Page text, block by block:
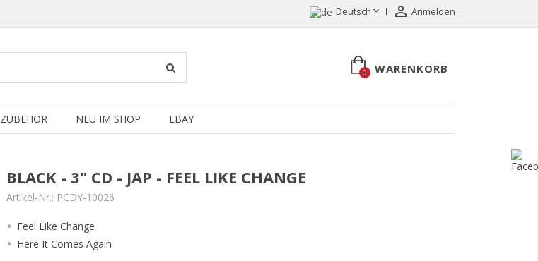
Deutsch  Anmelden
WARENKORB
0
ZUBEHÖR NEU IM SHOP EBAY
BLACK - 3" CD - JAP - FEEL LIKE CHANGE
Artikel-Nr.: PCDY-10026
Feel Like Change
Here It Comes Again